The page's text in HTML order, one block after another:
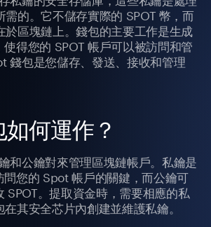
需的。它不儲存實際的 SPOT 幣，而
於區塊鏈上。錢包的主要工作是生成
得您的 SPOT 帳戶可以被訪問和管
錢包是您儲存、發送、接收和管理
何運作？
和公鑰對來管理區塊鏈帳戶。私鑰是
您的 Spot 帳戶的關鍵，而公鑰可
SPOT。提取資金時，需要相應的私
其安全芯片內創建並維護私鑰。